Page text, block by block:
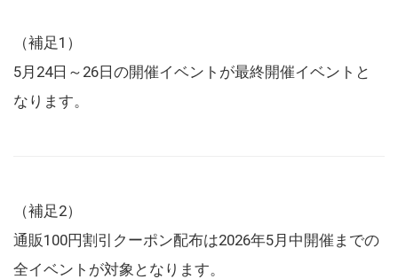
（補足1）
5月24日～26日の開催イベントが最終開催イベントと
なります。
（補足2）
通販100円割引クーポン配布は2026年5月中開催までの
全イベントが対象となります。